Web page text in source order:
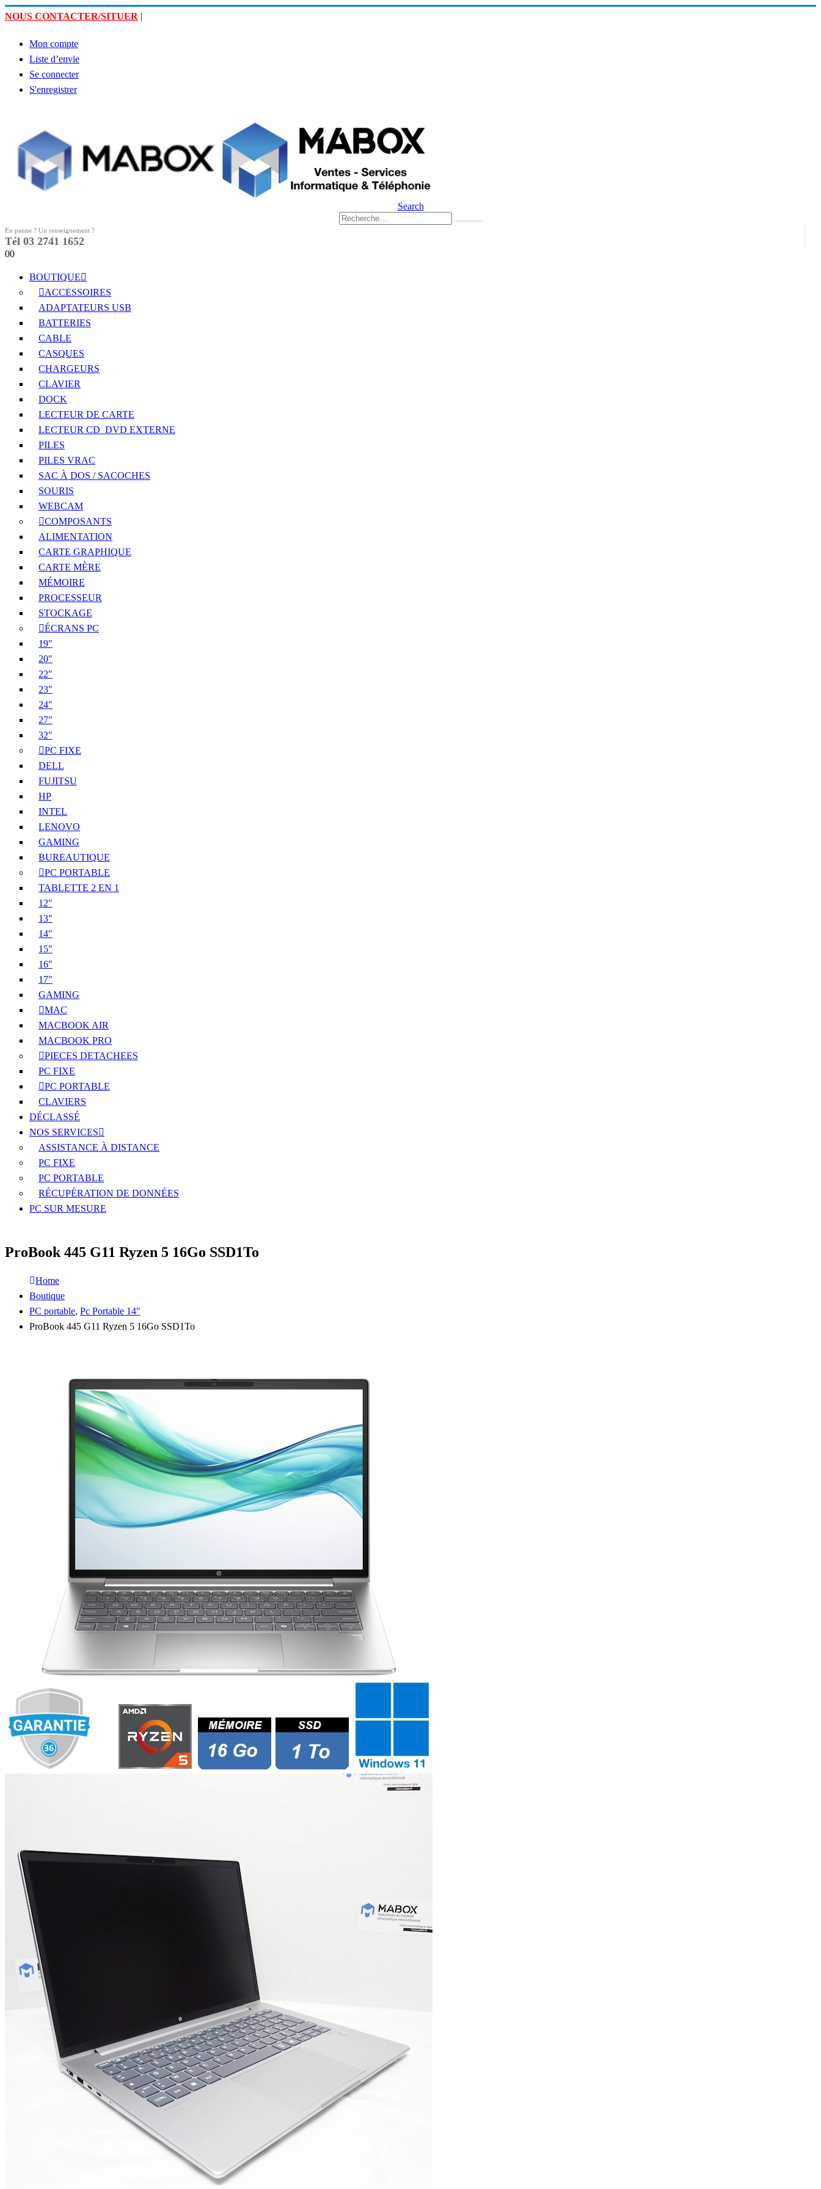
NOUS CONTACTER/SITUER |
Mon compte
Liste d’envie
Se connecter
S'enregistrer
Search
En panne ? Un renseignement ?
Tél 03 2741 1652
00
BOUTIQUE
ACCESSOIRES
ADAPTATEURS USB
BATTERIES
CABLE
CASQUES
CHARGEURS
CLAVIER
DOCK
LECTEUR DE CARTE
LECTEUR CD_DVD EXTERNE
PILES
PILES VRAC
SAC À DOS / SACOCHES
SOURIS
WEBCAM
COMPOSANTS
ALIMENTATION
CARTE GRAPHIQUE
CARTE MÈRE
MÉMOIRE
PROCESSEUR
STOCKAGE
ÉCRANS PC
19″
20″
22″
23″
24″
27″
32″
PC FIXE
DELL
FUJITSU
HP
INTEL
LENOVO
GAMING
BUREAUTIQUE
PC PORTABLE
TABLETTE 2 EN 1
12″
13″
14″
15″
16″
17″
GAMING
MAC
MACBOOK AIR
MACBOOK PRO
PIECES DETACHEES
PC FIXE
PC PORTABLE
CLAVIERS
DÉCLASSÉ
NOS SERVICES
ASSISTANCE À DISTANCE
PC FIXE
PC PORTABLE
RÉCUPÉRATION DE DONNÉES
PC SUR MESURE
ProBook 445 G11 Ryzen 5 16Go SSD1To
Home
Boutique
PC portable, Pc Portable 14"
ProBook 445 G11 Ryzen 5 16Go SSD1To